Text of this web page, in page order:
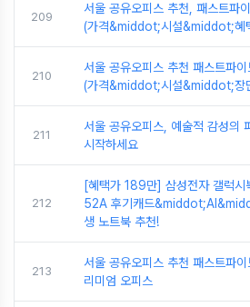
209
서울 공유오피스 추천, 패스트파
(가격&middot;시설&middot;혜
210
서울 공유오피스 추천 패스트파
(가격&middot;시설&middot;장
211
서울 공유오피스, 예술적 감성의
시작하세요
212
[혜택가 189만] 삼성전자 갤럭
52A 후기캐드
생 노트북 추천!
213
서울 공유오피스 추천 패스트파
리미엄 오피스